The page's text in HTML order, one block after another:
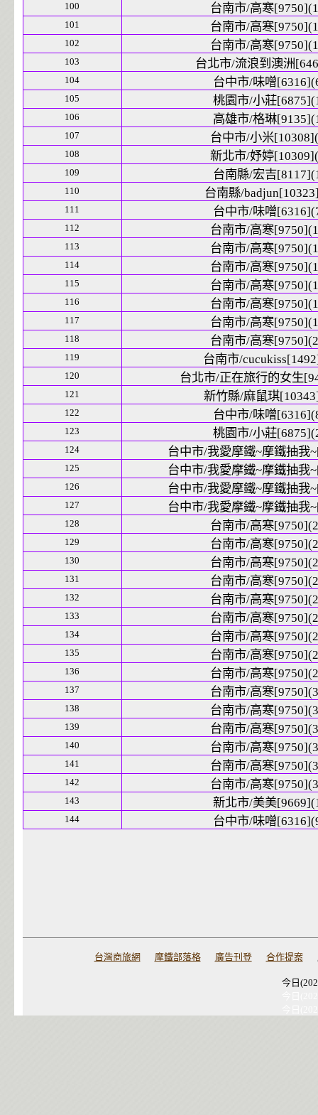
100 台南市/高寒
101 台南市/高寒
102 台南市/高寒
103 台北市/流浪到澳洲
104 台中市/味噌
105 桃園市/小莊
106 高雄市/格琳
107 台中市/小米
108 新北市/妤婷
109 台南縣/宏吉
110 台南縣/
111 台中市/味噌
112 台南市/高寒
113 台南市/高寒
114 台南市/高寒
115 台南市/高寒
116 台南市/高寒
117 台南市/高寒
118 台南市/高寒
119 台南市/
120 台北市/正在旅行的女生
121 新竹縣/麻鼠琪
122 台中市/味噌
123 桃園市/小莊
124 台中市/我愛摩鐵~摩鐵抽我
125 台中市/我愛摩鐵~摩鐵抽我
126 台中市/我愛摩鐵~摩鐵抽我
127 台中市/我愛摩鐵~摩鐵抽我
128 台南市/高寒
129 台南市/高寒
130 台南市/高寒
131 台南市/高寒
132 台南市/高寒
133 台南市/高寒
134 台南市/高寒
135 台南市/高寒
136 台南市/高寒
137 台南市/高寒
138 台南市/高寒
139 台南市/高寒
140 台南市/高寒
141 台南市/高寒
142 台南市/高寒
143 新北市/美美
144 台中市/味噌
台灣商旅網 摩鐵部落格 廣告刊登 合作提案
今日